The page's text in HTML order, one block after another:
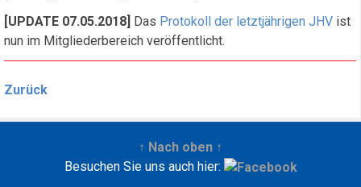
[UPDATE 07.05.2018] Das Protokoll der letztjährigen JHV ist
nun im Mitgliederbereich veröffentlicht.
Zurück
↑ Nach oben ↑
Besuchen Sie uns auch hier: